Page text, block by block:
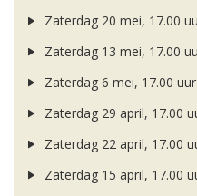
Zaterdag 20 mei, 17.00
Zaterdag 13 mei, 17.00
Zaterdag 6 mei, 17.00 uur
Zaterdag 29 april, 17.00
Zaterdag 22 april, 17.00
Zaterdag 15 april, 17.00